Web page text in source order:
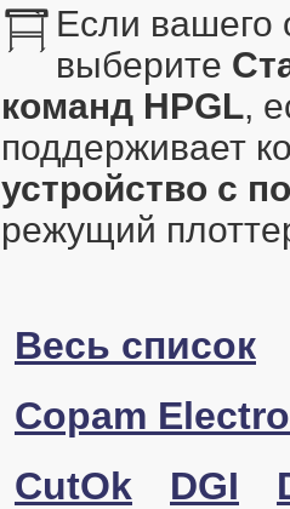
Если вашего
выберите
команд HPGL,
поддерживает
устройство с
режущий
Весь список
Copam
CutOk
DGI